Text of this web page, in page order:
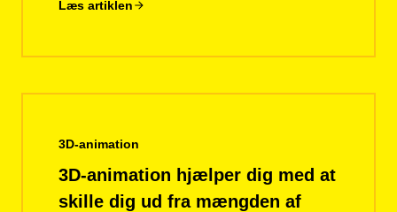
Læs artiklen
3D-animation
3D-animation hjælper dig med at
skille dig ud fra mængden af